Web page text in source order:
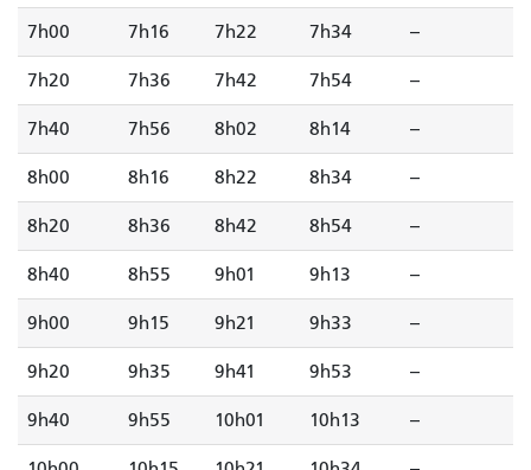
7h00 7h16 7h22 7h34 --
7h20 7h36 7h42 7h54 --
7h40 7h56 8h02 8h14 --
8h00 8h16 8h22 8h34 --
8h20 8h36 8h42 8h54 --
8h40 8h55 9h01 9h13 --
9h00 9h15 9h21 9h33 --
9h20 9h35 9h41 9h53 --
9h40 9h55 10h01 10h13 --